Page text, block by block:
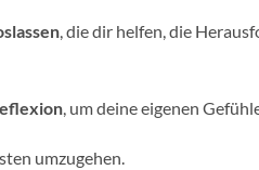
, die dir helfen, die
, um deine eigenen
umzugehen.